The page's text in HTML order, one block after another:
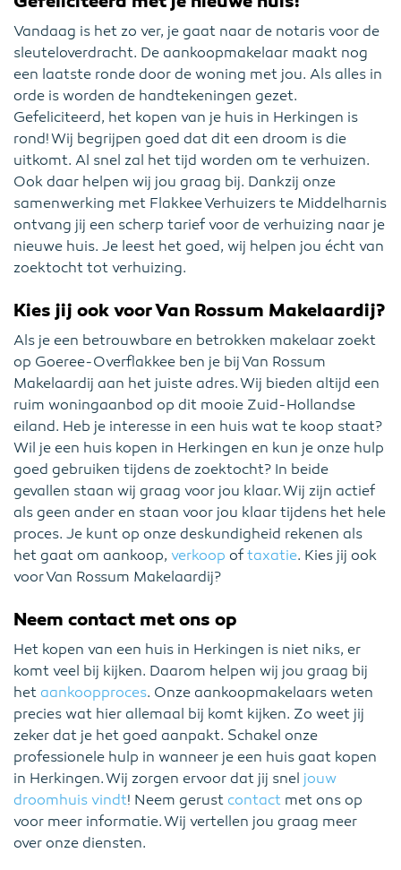
Vandaag is het zo ver, je gaat naar de notaris voor de
sleuteloverdracht. De aankoopmakelaar maakt nog
een laatste ronde door de woning met jou. Als alles in
orde is worden de handtekeningen gezet.
Gefeliciteerd, het kopen van je huis in Herkingen is
rond! Wij begrijpen goed dat dit een droom is die
uitkomt. Al snel zal het tijd worden om te verhuizen.
Ook daar helpen wij jou graag bij. Dankzij onze
samenwerking met Flakkee Verhuizers te Middelharnis
ontvang jij een scherp tarief voor de verhuizing naar je
nieuwe huis. Je leest het goed, wij helpen jou écht van
zoektocht tot verhuizing.
Kies jij ook voor Van Rossum Makelaardij?
Als je een betrouwbare en betrokken makelaar zoekt
op Goeree-Overflakkee ben je bij Van Rossum
Makelaardij aan het juiste adres. Wij bieden altijd een
ruim woningaanbod op dit mooie Zuid-Hollandse
eiland. Heb je interesse in een huis wat te koop staat?
Wil je een huis kopen in Herkingen en kun je onze hulp
goed gebruiken tijdens de zoektocht? In beide
gevallen staan wij graag voor jou klaar. Wij zijn actief
als geen ander en staan voor jou klaar tijdens het hele
proces. Je kunt op onze deskundigheid rekenen als
het gaat om aankoop, verkoop of taxatie. Kies jij ook
voor Van Rossum Makelaardij?
Neem contact met ons op
Het kopen van een huis in Herkingen is niet niks, er
komt veel bij kijken. Daarom helpen wij jou graag bij
het aankoopproces. Onze aankoopmakelaars weten
precies wat hier allemaal bij komt kijken. Zo weet jij
zeker dat je het goed aanpakt. Schakel onze
professionele hulp in wanneer je een huis gaat kopen
in Herkingen. Wij zorgen ervoor dat jij snel jouw
droomhuis vindt! Neem gerust contact met ons op
voor meer informatie. Wij vertellen jou graag meer
over onze diensten.